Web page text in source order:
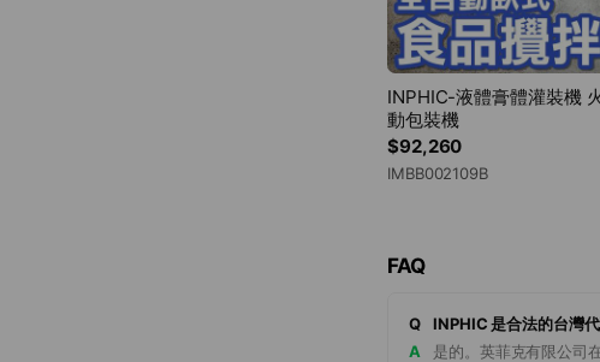
$92,260
INPHIC-液體膏體灌裝機
動包裝機
IMBB002109B
FAQ
Q
INPHIC 是合法的台灣
A
是的。英菲克有限公司